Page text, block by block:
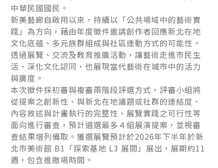
中華民國國民。
新美藝廊自啟用以來，持續以「公共場域中的藝術實
踐」為方向，藉由年度徵件邀請創作者回應新北在地
文化底蘊、多元族群組成與社區連動方式的可能性。
透過展覽、交流及教育推廣活動，讓藝術走進市民生
活、深化文化認同，也展現當代藝術在城市中的活力
與廣度。
本次徵件採初審與複審兩階段評選方式，評審小組將
從提案之創新性、與新北在地議題或社群的連結度、
內容敘述與計畫執行的完整性、展覽實踐之可行性等
面向進行審查，預計遴選最多４組展演提案，並視審
查結果增列備取。獲選展覽預計於2026年下半年於新
北市美術館 B1「探索基地 L3 展間」展出，展期約11
週，包含進撤場時間。